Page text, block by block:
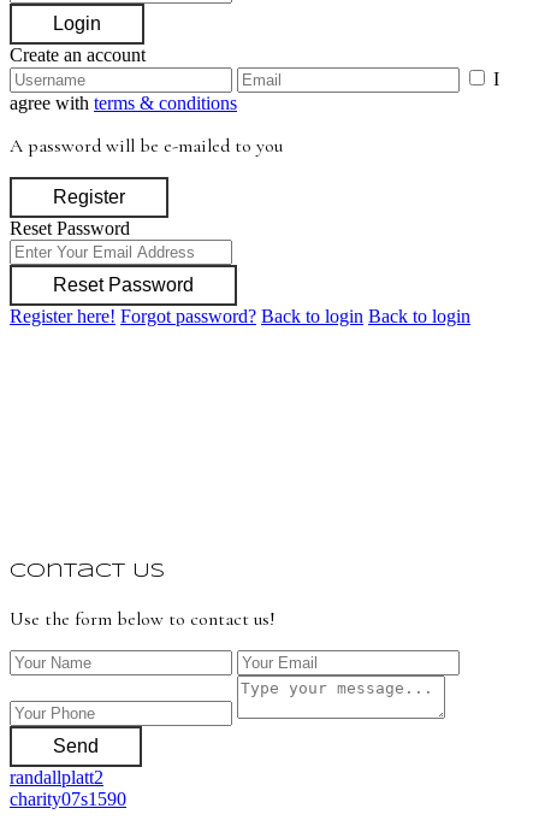
Login
Create an account
I
agree with terms & conditions
A password will be e-mailed to you
Register
Reset Password
Reset Password
Register here! Forgot password? Back to login Back to login
Contact Us
Use the form below to contact us!
Send
randallplatt2
charity07s1590